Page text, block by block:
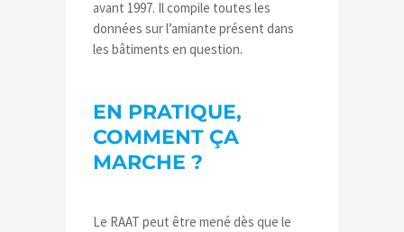
avant 1997. Il compile toutes les
données sur l’amiante présent dans
les bâtiments en question.
EN PRATIQUE,
COMMENT ÇA
MARCHE ?
Le RAAT peut être mené dès que le